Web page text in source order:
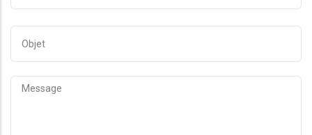
OBJET
MESSAGE